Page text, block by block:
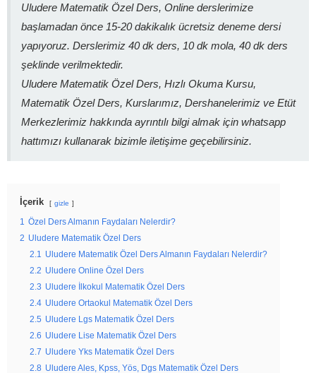
Uludere Matematik Özel Ders, Online derslerimize
başlamadan önce 15-20 dakikalık ücretsiz deneme dersi
yapıyoruz. Derslerimiz 40 dk ders, 10 dk mola, 40 dk ders
şeklinde verilmektedir.
Uludere Matematik Özel Ders, Hızlı Okuma Kursu,
Matematik Özel Ders, Kurslarımız, Dershanelerimiz ve Etüt
Merkezlerimiz hakkında ayrıntılı bilgi almak için whatsapp
hattımızı kullanarak bizimle iletişime geçebilirsiniz.
İçerik gizle
1
Özel Ders Almanın Faydaları Nelerdir?
2 Uludere Matematik Özel Ders
2.1
Uludere Matematik Özel Ders Almanın Faydaları Nelerdir?
2.2 Uludere Online Özel Ders
2.3 Uludere İlkokul Matematik Özel Ders
2.4 Uludere Ortaokul Matematik Özel Ders
2.5 Uludere Lgs Matematik Özel Ders
2.6 Uludere Lise Matematik Özel Ders
2.7 Uludere Yks Matematik Özel Ders
2.8 Uludere Ales, Kpss, Yös, Dgs Matematik Özel Ders